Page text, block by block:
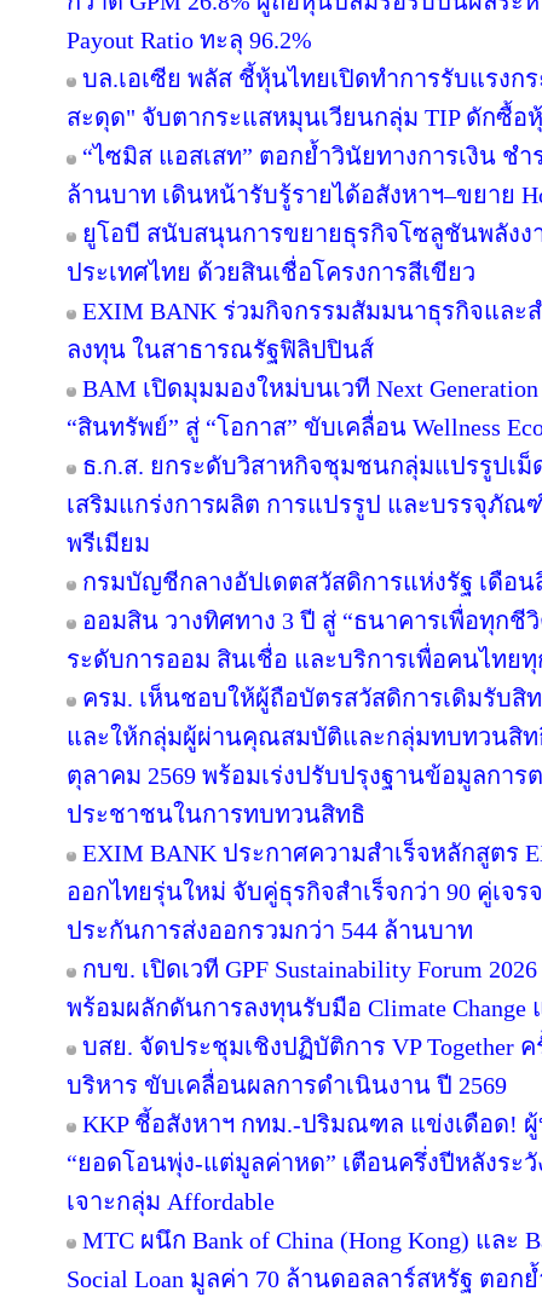
Payout Ratio ทะลุ 96.2%
บล.เอเซีย พลัส ชี้หุ้นไทยเปิดทำการรับแรงก
สะดุด" จับตากระแสหมุนเวียนกลุ่ม TIP ดักซื้อหุ้
“ไซมิส แอสเสท” ตอกย้ำวินัยทางการเงิน ช
ล้านบาท เดินหน้ารับรู้รายได้อสังหาฯ–ขยาย
ยูโอบี สนับสนุนการขยายธุรกิจโซลูชันพลังงา
ประเทศไทย ด้วยสินเชื่อโครงการสีเขียว
EXIM BANK ร่วมกิจกรรมสัมมนาธุรกิจและ
ลงทุน ในสาธารณรัฐฟิลิปปินส์
BAM เปิดมุมมองใหม่บนเวที Next
“สินทรัพย์” สู่ “โอกาส” ขับเคลื่อน Wellness
ธ.ก.ส. ยกระดับวิสาหกิจชุมชนกลุ่มแปรรูปเม็
เสริมแกร่งการผลิต การแปรรูป และบรรจุภั
พรีเมียม
กรมบัญชีกลางอัปเดตสวัสดิการแห่งรัฐ เดือน
ออมสิน วางทิศทาง 3 ปี สู่ “ธนาคารเพื่อทุกชี
ระดับการออม สินเชื่อ และบริการเพื่อคนไทย
ครม. เห็นชอบให้ผู้ถือบัตรสวัสดิการเดิมรับสิ
และให้กลุ่มผู้ผ่านคุณสมบัติและกลุ่มทบทวนสิท
ตุลาคม 2569 พร้อมเร่งปรับปรุงฐานข้อมูลกา
ประชาชนในการทบทวนสิทธิ
EXIM BANK ประกาศความสำเร็จหลักสูตร
ออกไทยรุ่นใหม่ จับคู่ธุรกิจสำเร็จกว่า 90 คู่เจ
ประกันการส่งออกรวมกว่า 544 ล้านบาท
กบข. เปิดเวที GPF Sustainability Forum
พร้อมผลักดันการลงทุนรับมือ Climate Change
บสย. จัดประชุมเชิงปฏิบัติการ VP Together
บริหาร ขับเคลื่อนผลการดำเนินงาน ปี 2569
KKP ชี้อสังหาฯ กทม.-ปริมณฑล แข่งเดือด!
“ยอดโอนพุ่ง-แต่มูลค่าหด” เตือนครึ่งปีหลังระ
เจาะกลุ่ม Affordable
MTC ผนึก Bank of China (Hong Kong) และ
Social Loan มูลค่า 70 ล้านดอลลาร์สหรัฐ ตอ